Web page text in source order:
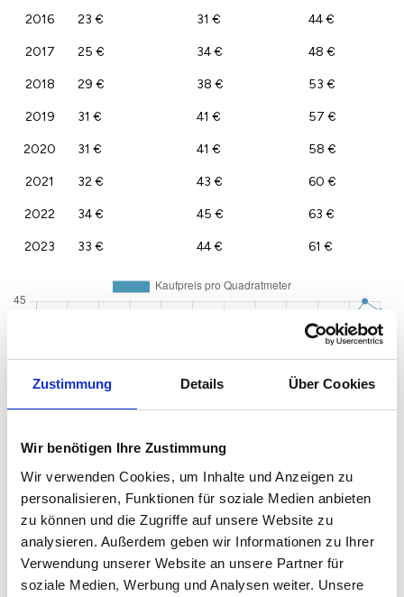
Zustimmung Details Über Cookies
Wir benötigen Ihre Zustimmung
Wir verwenden Cookies, um Inhalte und Anzeigen zu
personalisieren, Funktionen für soziale Medien anbieten
zu können und die Zugriffe auf unsere Website zu
analysieren. Außerdem geben wir Informationen zu Ihrer
Verwendung unserer Website an unsere Partner für
soziale Medien, Werbung und Analysen weiter. Unsere
2016 23 € 31 € 44 €
2017 25 € 34 € 48 €
2018 29 € 38 € 53 €
2019 31 € 41 € 57 €
2020 31 € 41 € 58 €
2021 32 € 43 € 60 €
2022 34 € 45 € 63 €
2023 33 € 44 € 61 €